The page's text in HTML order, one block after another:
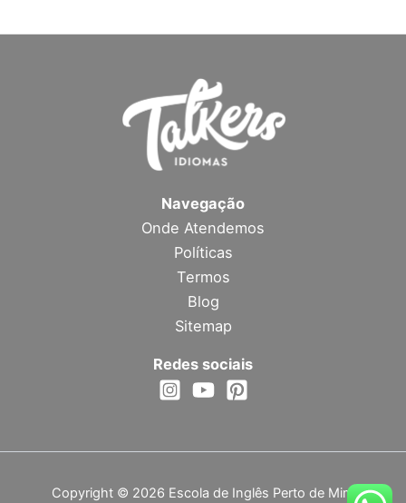
Navegação
Onde Atendemos
Políticas
Termos
Blog
Sitemap
Redes sociais
Copyright © 2026 Escola de Inglês Perto de Mim